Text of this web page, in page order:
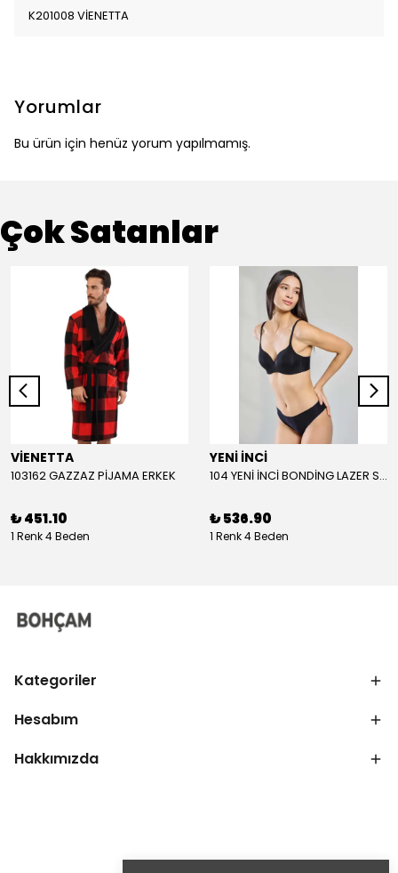
K201008 VİENETTA
Yorumlar
Bu ürün için henüz yorum yapılmamış.
Çok Satanlar
VİENETTA
103162 GAZZAZ PİJAMA ERKEK
₺ 451.10
1 Renk 4 Beden
YENİ İNCİ
104 YENİ İNCİ BONDİNG LAZER SÜTYEN KADIN
₺ 536.90
1 Renk 4 Beden
Kategoriler
Hesabım
Hakkımızda